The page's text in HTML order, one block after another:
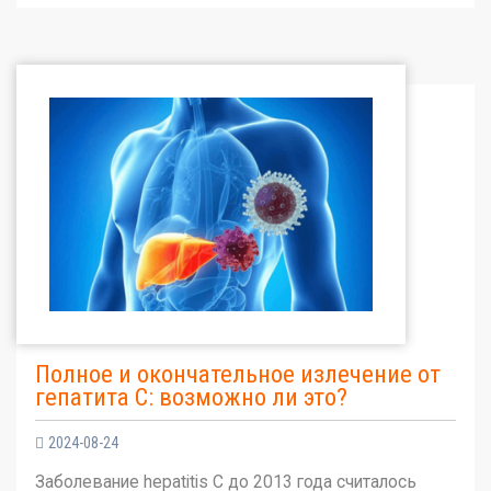
Полное и окончательное излечение от
гепатита С: возможно ли это?
2024-08-24
Заболевание hepatitis C до 2013 года считалось